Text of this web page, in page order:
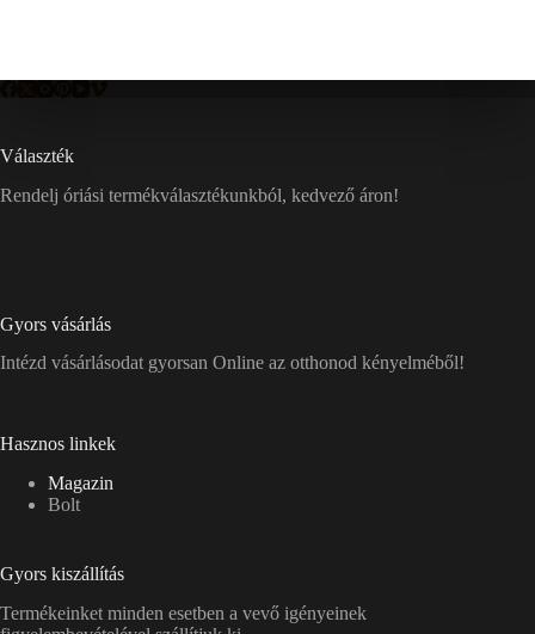
Választék
Rendelj óriási termékválasztékunkból, kedvező áron!
Gyors vásárlás
Intézd vásárlásodat gyorsan Online az otthonod kényelméből!
Hasznos linkek
Magazin
Bolt
Gyors kiszállítás
Termékeinket minden esetben a vevő igényeinek